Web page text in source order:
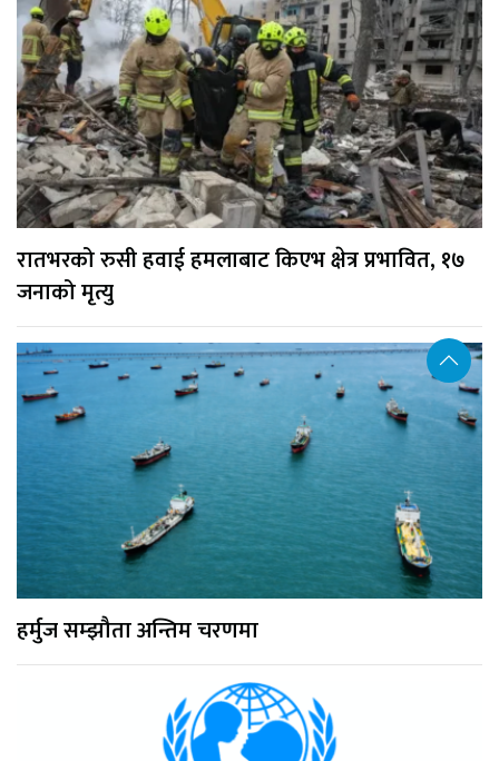
रातभरको रुसी हवाई हमलाबाट किएभ क्षेत्र प्रभावित, १७
जनाको मृत्यु
हर्मुज सम्झौता अन्तिम चरणमा